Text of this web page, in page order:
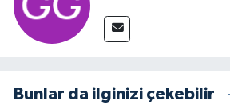
Bunlar da ilginizi çekebilir